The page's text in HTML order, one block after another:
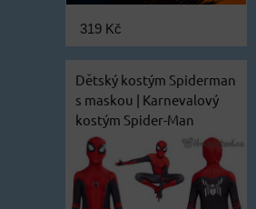
319 Kč
Dětský kostým Spiderman
s maskou | Karnevalový
kostým Spider-Man